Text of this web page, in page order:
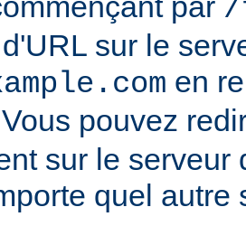
/
sur le
en
pouvez
sur le serveur
quel autre